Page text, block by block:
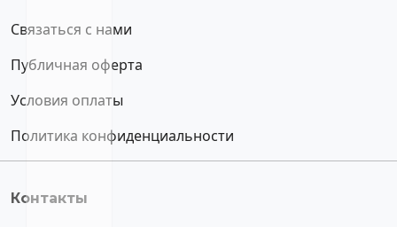
Связаться с нами
Публичная оферта
Условия оплаты
Политика конфиденциальности
Контакты